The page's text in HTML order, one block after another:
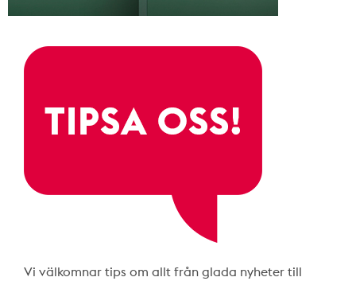
Vi välkomnar tips om allt från glada nyheter till